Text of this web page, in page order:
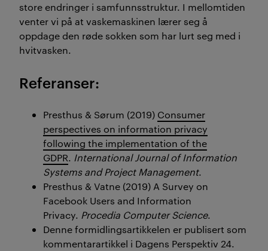
store endringer i samfunnsstruktur. I mellomtiden
venter vi på at vaskemaskinen lærer seg å
oppdage den røde sokken som har lurt seg med i
hvitvasken.
Referanser:
Presthus & Sørum (2019) Consumer
perspectives on information privacy
following the implementation of the
GDPR. International Journal of Information
Systems and Project Management.
Presthus & Vatne (2019) A Survey on
Facebook Users and Information
Privacy. Procedia Computer Science.
Denne formidlingsartikkelen er publisert som
kommentarartikkel i Dagens Perspektiv 24.